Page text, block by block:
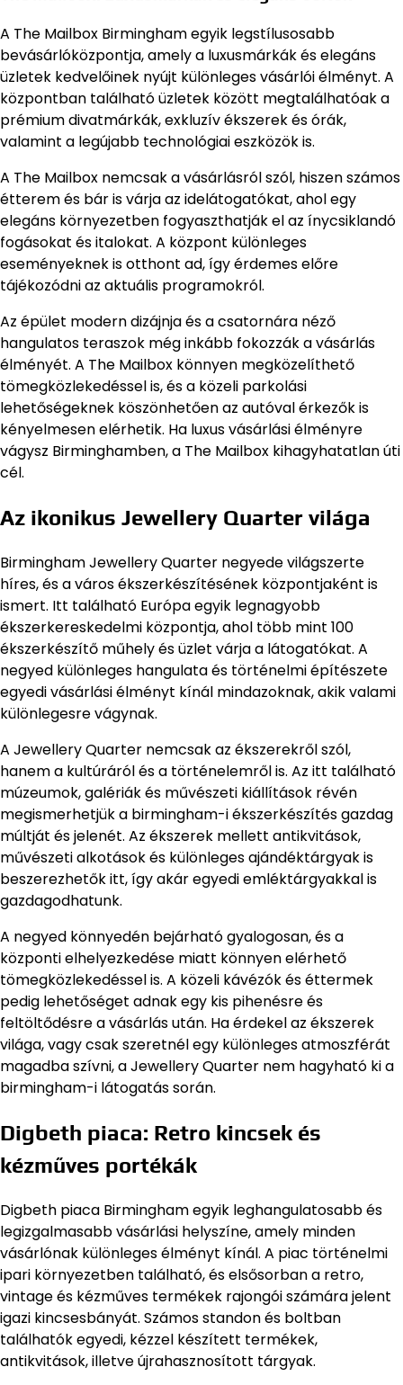
A The Mailbox Birmingham egyik legstílusosabb
bevásárlóközpontja, amely a luxusmárkák és elegáns
üzletek kedvelőinek nyújt különleges vásárlói élményt. A
központban található üzletek között megtalálhatóak a
prémium divatmárkák, exkluzív ékszerek és órák,
valamint a legújabb technológiai eszközök is.
A The Mailbox nemcsak a vásárlásról szól, hiszen számos
étterem és bár is várja az idelátogatókat, ahol egy
elegáns környezetben fogyaszthatják el az ínycsiklandó
fogásokat és italokat. A központ különleges
eseményeknek is otthont ad, így érdemes előre
tájékozódni az aktuális programokról.
Az épület modern dizájnja és a csatornára néző
hangulatos teraszok még inkább fokozzák a vásárlás
élményét. A The Mailbox könnyen megközelíthető
tömegközlekedéssel is, és a közeli parkolási
lehetőségeknek köszönhetően az autóval érkezők is
kényelmesen elérhetik. Ha luxus vásárlási élményre
vágysz Birminghamben, a The Mailbox kihagyhatatlan úti
cél.
Az ikonikus Jewellery Quarter világa
Birmingham Jewellery Quarter negyede világszerte
híres, és a város ékszerkészítésének központjaként is
ismert. Itt található Európa egyik legnagyobb
ékszerkereskedelmi központja, ahol több mint 100
ékszerkészítő műhely és üzlet várja a látogatókat. A
negyed különleges hangulata és történelmi építészete
egyedi vásárlási élményt kínál mindazoknak, akik valami
különlegesre vágynak.
A Jewellery Quarter nemcsak az ékszerekről szól,
hanem a kultúráról és a történelemről is. Az itt található
múzeumok, galériák és művészeti kiállítások révén
megismerhetjük a birmingham-i ékszerkészítés gazdag
múltját és jelenét. Az ékszerek mellett antikvitások,
művészeti alkotások és különleges ajándéktárgyak is
beszerezhetők itt, így akár egyedi emléktárgyakkal is
gazdagodhatunk.
A negyed könnyedén bejárható gyalogosan, és a
központi elhelyezkedése miatt könnyen elérhető
tömegközlekedéssel is. A közeli kávézók és éttermek
pedig lehetőséget adnak egy kis pihenésre és
feltöltődésre a vásárlás után. Ha érdekel az ékszerek
világa, vagy csak szeretnél egy különleges atmoszférát
magadba szívni, a Jewellery Quarter nem hagyható ki a
birmingham-i látogatás során.
Digbeth piaca: Retro kincsek és
kézműves portékák
Digbeth piaca Birmingham egyik leghangulatosabb és
legizgalmasabb vásárlási helyszíne, amely minden
vásárlónak különleges élményt kínál. A piac történelmi
ipari környezetben található, és elsősorban a retro,
vintage és kézműves termékek rajongói számára jelent
igazi kincsesbányát. Számos standon és boltban
találhatók egyedi, kézzel készített termékek,
antikvitások, illetve újrahasznosított tárgyak.